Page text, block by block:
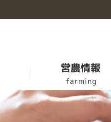
農福連携マニュアル